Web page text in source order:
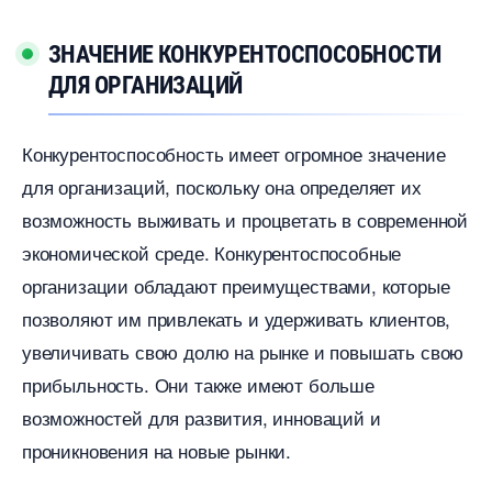
ЗНАЧЕНИЕ КОНКУРЕНТОСПОСОБНОСТИ
ДЛЯ ОРГАНИЗАЦИЙ
Конкурентоспособность имеет огромное значение
для организаций, поскольку она определяет их
озможность выживать и процветать в современной
экономической среде.​ Конкурентоспособные
организации обладают преимуществами, которые
позволяют им привлекать и удерживать клиентов,
увеличивать свою долю на рынке и повышать свою
прибыльность. Они также имеют больше
озможностей для развития, инноваций и
проникновения на новые рынки.​